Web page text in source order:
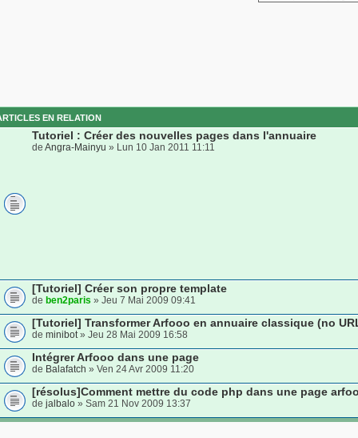
EN RELATION
Tutoriel : Créer des nouvelles pages dans l'annuaire
de Angra-Mainyu » Lun 10 Jan 2011 11:11
[Tutoriel] Créer son propre template
de ben2paris » Jeu 7 Mai 2009 09:41
[Tutoriel] Transformer Arfooo en annuaire classique (no
de minibot» Jeu 28 Mai 2009 16:58
Intégrer Arfooo dans une page
de Balafatch » Ven 24 Avr 2009 11:20
[résolus]Comment mettre du code php dans une page
de jalbalo » Sam 21 Nov 2009 13:37